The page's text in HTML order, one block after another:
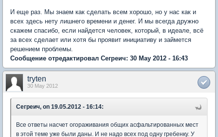
И еще раз. Мы знаем как сделать всем хорошо, но у нас как и
всех здесь нету лишнего времени и денег. И мы всегда дружно
скажем спасибо, если найдется человек, который, в идеале, всё
за всех сделает или хотя бы проявит инициативу и займется
решением проблемы.
Сообщение отредактировал Сегреич: 30 May 2012 - 16:43
tryten
30 May 2012
Сегреич, on 19.05.2012 - 16:14:
Все ответы насчет огораживания общих асфальтированных мест
в этой теме уже были даны. И не надо всех под одну гребенку. У